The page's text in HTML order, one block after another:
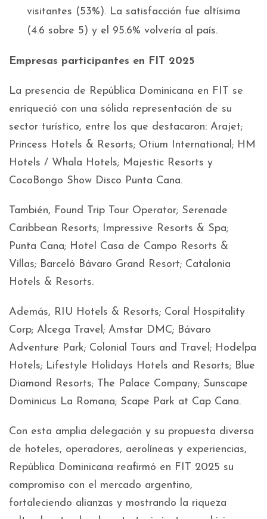
visitantes (53%). La satisfacción fue altísima
(4.6 sobre 5) y el 95.6% volvería al país.
Empresas participantes en FIT 2025
La presencia de República Dominicana en FIT se
enriqueció con una sólida representación de su
sector turístico, entre los que destacaron: Arajet;
Princess Hotels & Resorts; Otium International; HM
Hotels / Whala Hotels; Majestic Resorts y
CocoBongo Show Disco Punta Cana.
También, Found Trip Tour Operator; Serenade
Caribbean Resorts; Impressive Resorts & Spa;
Punta Cana; Hotel Casa de Campo Resorts &
Villas; Barceló Bávaro Grand Resort; Catalonia
Hotels & Resorts.
Además, RIU Hotels & Resorts; Coral Hospitality
Corp; Alcega Travel; Amstar DMC; Bávaro
Adventure Park; Colonial Tours and Travel; Hodelpa
Hotels; Lifestyle Holidays Hotels and Resorts; Blue
Diamond Resorts; The Palace Company; Sunscape
Dominicus La Romana; Scape Park at Cap Cana.
Con esta amplia delegación y su propuesta diversa
de hoteles, operadores, aerolíneas y experiencias,
República Dominicana reafirmó en FIT 2025 su
compromiso con el mercado argentino,
fortaleciendo alianzas y mostrando la riqueza